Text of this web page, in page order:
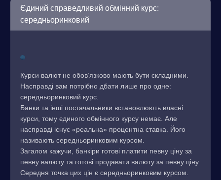
Єдиний справедливий обмінний курс:
середньоринковий
Курси валют не обов’язково мають бути складними.
Насправді вам потрібно дбати лише про одне:
середньоринковий курс.
Банки та інші постачальники встановлюють власні
курси, тому єдиного обмінного курсу немає. Але
насправді існує «реальна» процентна ставка. Його
називають середньоринковим курсом.
Загалом кажучи, банкіри готові платити певну ціну за
певну валюту та готові продавати валюту за певну ціну.
Середня точка цих цін є середньоринковим курсом.